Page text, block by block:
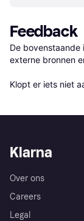
Feedback
De
externe bronnen
Klopt er iets niet
Klarna
Over ons
Careers
Legal